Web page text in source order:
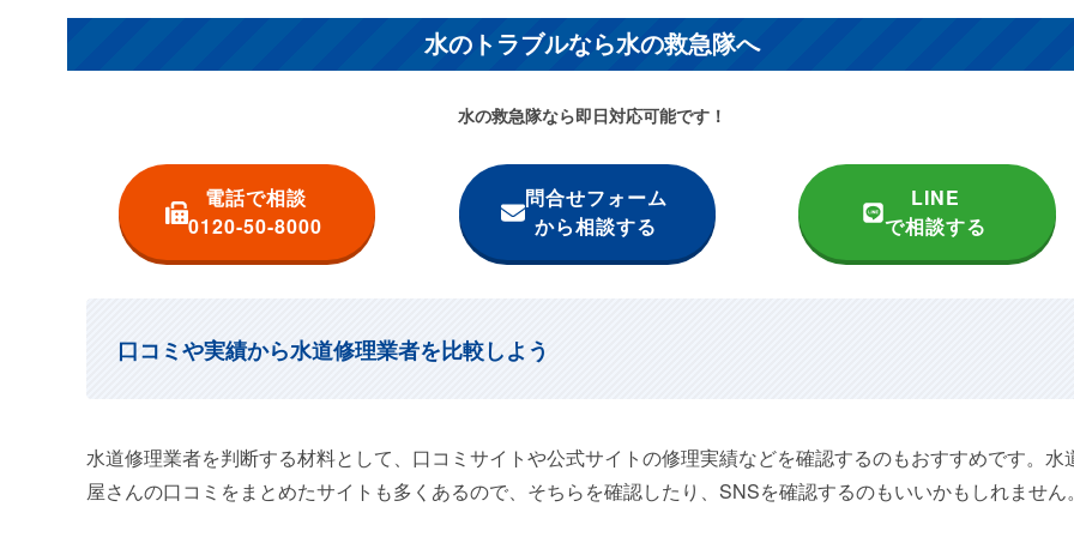
水のトラブルなら水の救急隊へ
水の救急隊なら即日対応可能です！
電話で相談
0120-50-8000
問合せフォーム
から相談する
LINE
で相談する
口コミや実績から水道修理業者を比較しよう
水道修理業者を判断する材料として、口コミサイトや公式サイトの修理実績などを確認するのもおすすめです。水
屋さんの口コミをまとめたサイトも多くあるので、そちらを確認したり、SNSを確認するのもいいかもしれません